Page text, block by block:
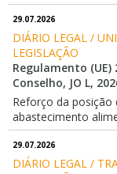
29.07.2026
DIÁRIO LEGAL /
LEGISLAÇÃO
Regulamento
Conselho, JO L,
Reforço da posição
abastecimento
29.07.2026
DIÁRIO LEGAL /